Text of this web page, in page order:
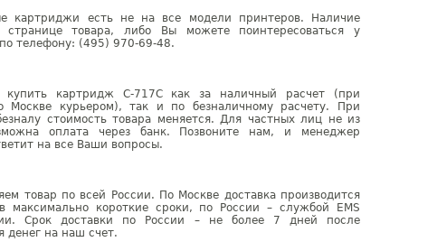
картриджи есть не на все модели принтеров. Наличие
странице товара, либо Вы можете поинтересоваться у
телефону: (495) 970-69-48.
картридж C-717C как за наличный расчет (при
Москве курьером), так и по безналичному расчету. При
стоимость товара меняется. Для частных лиц не из
оплата через банк. Позвоните нам, и менеджер
на все Ваши вопросы.
товар по всей России. По Москве доставка производится
максимально короткие сроки, по России – службой EMS
Срок доставки по России – не более 7 дней после
денег на наш счет.